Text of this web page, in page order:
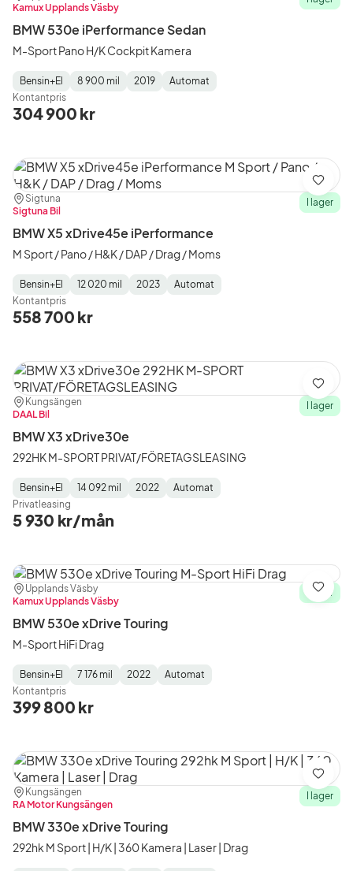
Kamux Upplands Väsby
BMW 530e iPerformance Sedan
M-Sport Pano H/K Cockpit Kamera
Fuel
Type:
Bensin+El
Mätarställning:
8 900 mil
Model
Year:
2019
Gearbox
Type:
Automat
Kontantpris
304 900 kr
Plats:
Sigtuna
Återförsäljare:
Sigtuna Bil
I lager
BMW X5 xDrive45e iPerformance
M Sport / Pano / H&K / DAP / Drag / Moms
Fuel
Type:
Bensin+El
Mätarställning:
12 020 mil
Model
Year:
2023
Gearbox
Type:
Automat
Kontantpris
558 700 kr
Spara
Plats:
Kungsängen
Återförsäljare:
DAAL Bil
I lager
BMW X3 xDrive30e
292HK M-SPORT PRIVAT/FÖRETAGSLEASING
Fuel
Type:
Bensin+El
Mätarställning:
14 092 mil
Model
Year:
2022
Gearbox
Type:
Automat
Privatleasing
5 930 kr/mån
Spara
Plats:
Upplands Väsby
Återförsäljare:
Kamux Upplands Väsby
I lager
BMW 530e xDrive Touring
M-Sport HiFi Drag
Fuel
Type:
Bensin+El
Mätarställning:
7 176 mil
Model
Year:
2022
Gearbox
Type:
Automat
Kontantpris
399 800 kr
Spara
Plats:
Kungsängen
Återförsäljare:
RA Motor Kungsängen
I lager
BMW 330e xDrive Touring
292hk M Sport | H/K | 360 Kamera | Laser | Drag
Spara